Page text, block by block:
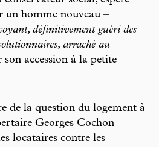
un homme nouveau –
définitivement guéri des
arraché au
accession à la petite
de la question du logement à
Georges Cochon
locataires contre les